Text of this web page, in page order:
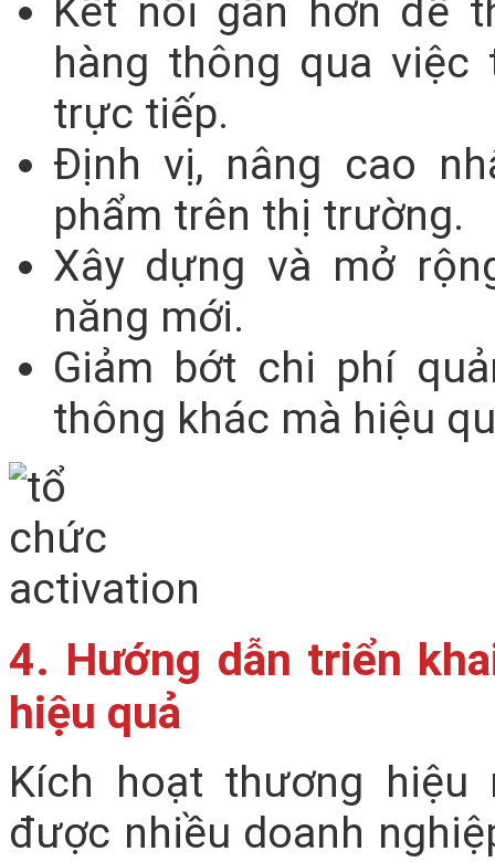
Kết nối gần hơn để
hàng thông qua
trực tiếp.
Định vị, nâng cao
phẩm trên thị trường.
Xây dựng và mở
năng mới.
Giảm bớt chi phí
thông khác mà hiệu
4. Hướng dẫn triển
hiệu quả
Kích hoạt thương hiệu
được nhiều doanh